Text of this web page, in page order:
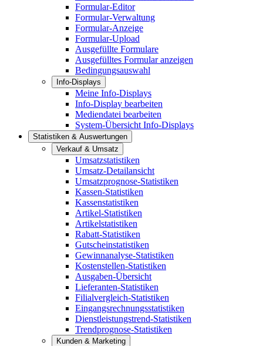
Formular-Editor
Formular-Verwaltung
Formular-Anzeige
Formular-Upload
Ausgefüllte Formulare
Ausgefülltes Formular anzeigen
Bedingungsauswahl
Info-Displays
Meine Info-Displays
Info-Display bearbeiten
Mediendatei bearbeiten
System-Übersicht Info-Displays
Statistiken & Auswertungen
Verkauf & Umsatz
Umsatzstatistiken
Umsatz-Detailansicht
Umsatzprognose-Statistiken
Kassen-Statistiken
Kassenstatistiken
Artikel-Statistiken
Artikelstatistiken
Rabatt-Statistiken
Gutscheinstatistiken
Gewinnanalyse-Statistiken
Kostenstellen-Statistiken
Ausgaben-Übersicht
Lieferanten-Statistiken
Filialvergleich-Statistiken
Eingangsrechnungsstatistiken
Dienstleistungstrend-Statistiken
Trendprognose-Statistiken
Kunden & Marketing